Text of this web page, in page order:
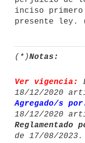
inciso
(*)Notas:
Ver vigencia:
18/12/2020
Agregado/s
18/12/2020
Reglamentado